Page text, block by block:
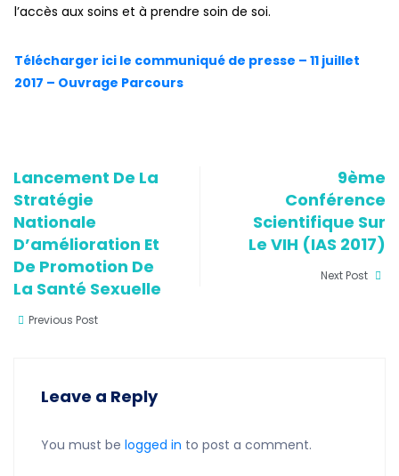
l’accès aux soins et à prendre soin de soi.
Télécharger ici le communiqué de presse – 11 juillet
2017 – Ouvrage Parcours
Lancement De La
Stratégie
Nationale
D’amélioration Et
De Promotion De
La Santé Sexuelle
Previous Post
9ème
Conférence
Scientifique Sur
Le VIH (IAS 2017)
Next Post
Leave a Reply
You must be logged in to post a comment.